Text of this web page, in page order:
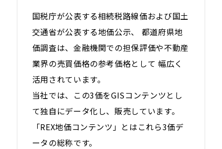
国税庁が公表する相続税路線価および国土
交通省が公表する地価公示、 都道府県地
価調査は、金融機関での担保評価や不動産
業界の売買価格の参考価格として 幅広く
活用されています。
当社では、この3価をGISコンテンツとし
て独自にデータ化し、販売しています。
「REX地価コンテンツ」とはこれら3価デ
ータの総称です。